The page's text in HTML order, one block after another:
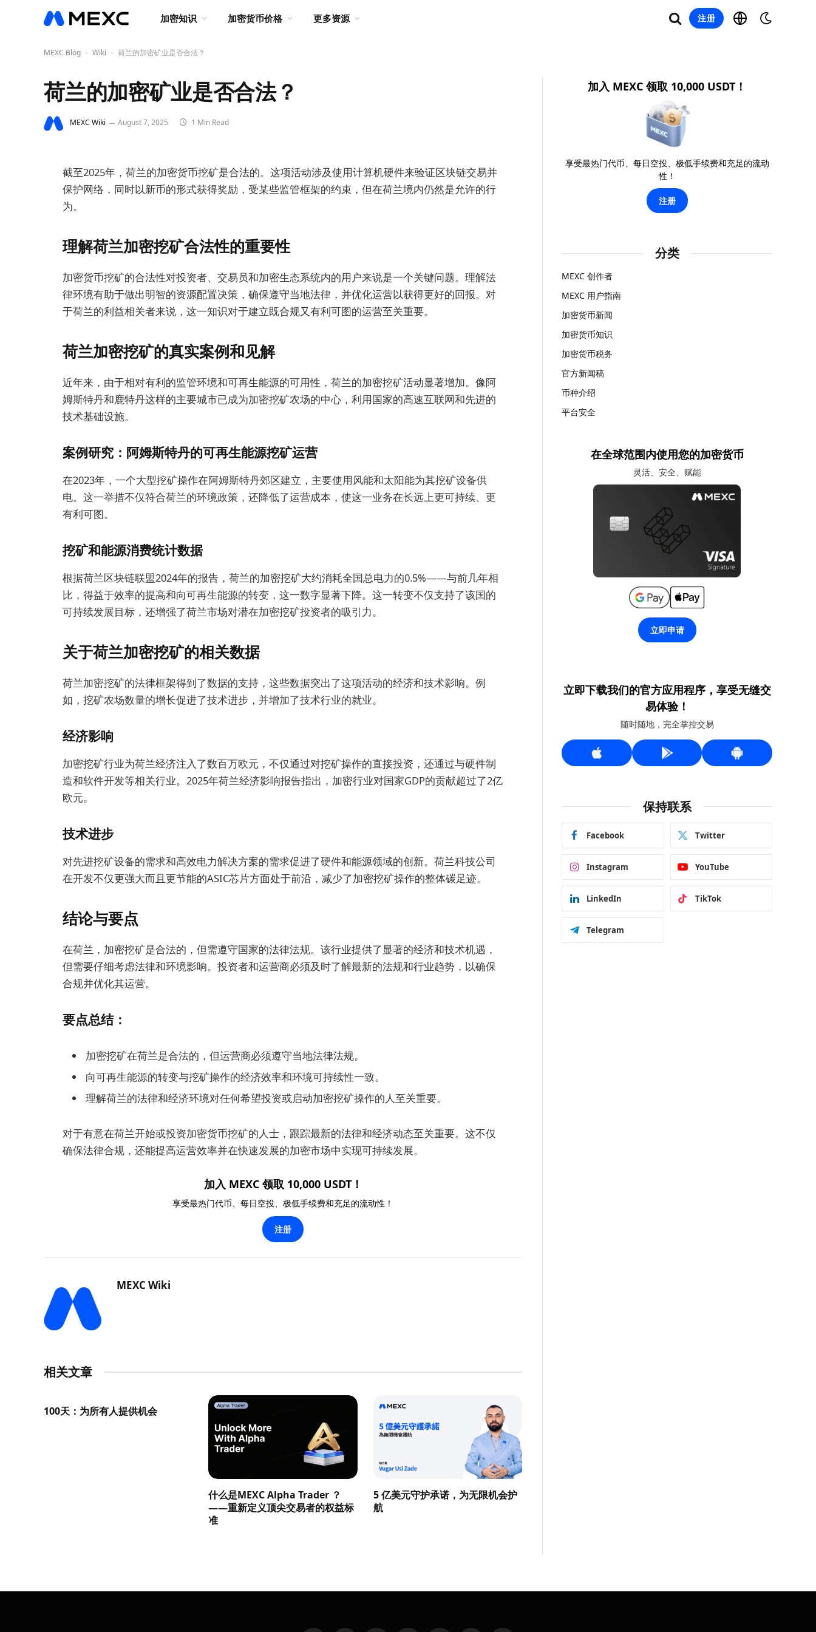
加密知识 加密货币价格 更多资源 注册
MEXC Blog - Wiki - 荷兰的加密矿业是否合法？
荷兰的加密矿业是否合法？
MEXC Wiki August 7, 2025 1 Min Read
截至2025年，荷兰的加密货币挖矿是合法的。这项活动涉及使用计算机硬件来验证区块链交易并
保护网络，同时以新币的形式获得奖励，受某些监管框架的约束，但在荷兰境内仍然是允许的行
为。
理解荷兰加密挖矿合法性的重要性
加密货币挖矿的合法性对投资者、交易员和加密生态系统内的用户来说是一个关键问题。理解法
律环境有助于做出明智的资源配置决策，确保遵守当地法律，并优化运营以获得更好的回报。对
于荷兰的利益相关者来说，这一知识对于建立既合规又有利可图的运营至关重要。
荷兰加密挖矿的真实案例和见解
近年来，由于相对有利的监管环境和可再生能源的可用性，荷兰的加密挖矿活动显著增加。像阿
姆斯特丹和鹿特丹这样的主要城市已成为加密挖矿农场的中心，利用国家的高速互联网和先进的
技术基础设施。
案例研究：阿姆斯特丹的可再生能源挖矿运营
在2023年，一个大型挖矿操作在阿姆斯特丹郊区建立，主要使用风能和太阳能为其挖矿设备供
电。这一举措不仅符合荷兰的环境政策，还降低了运营成本，使这一业务在长远上更可持续、更
有利可图。
挖矿和能源消费统计数据
根据荷兰区块链联盟2024年的报告，荷兰的加密挖矿大约消耗全国总电力的0.5%——与前几年相
比，得益于效率的提高和向可再生能源的转变，这一数字显著下降。这一转变不仅支持了该国的
可持续发展目标，还增强了荷兰市场对潜在加密挖矿投资者的吸引力。
关于荷兰加密挖矿的相关数据
荷兰加密挖矿的法律框架得到了数据的支持，这些数据突出了这项活动的经济和技术影响。例
如，挖矿农场数量的增长促进了技术进步，并增加了技术行业的就业。
经济影响
加密挖矿行业为荷兰经济注入了数百万欧元，不仅通过对挖矿操作的直接投资，还通过与硬件制
造和软件开发等相关行业。2025年荷兰经济影响报告指出，加密行业对国家GDP的贡献超过了2亿
欧元。
技术进步
对先进挖矿设备的需求和高效电力解决方案的需求促进了硬件和能源领域的创新。荷兰科技公司
在开发不仅更强大而且更节能的ASIC芯片方面处于前沿，减少了加密挖矿操作的整体碳足迹。
结论与要点
在荷兰，加密挖矿是合法的，但需遵守国家的法律法规。该行业提供了显著的经济和技术机遇，
但需要仔细考虑法律和环境影响。投资者和运营商必须及时了解最新的法规和行业趋势，以确保
合规并优化其运营。
要点总结：
加密挖矿在荷兰是合法的，但运营商必须遵守当地法律法规。
向可再生能源的转变与挖矿操作的经济效率和环境可持续性一致。
理解荷兰的法律和经济环境对任何希望投资或启动加密挖矿操作的人至关重要。
对于有意在荷兰开始或投资加密货币挖矿的人士，跟踪最新的法律和经济动态至关重要。这不仅
确保法律合规，还能提高运营效率并在快速发展的加密市场中实现可持续发展。
加入 MEXC 领取 10,000 USDT！
享受最热门代币、每日空投、极低手续费和充足的流动性！
注册
MEXC Wiki
相关文章
100天：为所有人提供机会
什么是MEXC Alpha Trader ？
——重新定义顶尖交易者的权益标
准
5 亿美元守护承诺，为无限机会护
航
加入 MEXC 领取 10,000 USDT！
享受最热门代币、每日空投、极低手续费和充足的流动
性！
注册
分类
MEXC 创作者
MEXC 用户指南
加密货币新闻
加密货币知识
加密货币税务
官方新闻稿
币种介绍
平台安全
在全球范围内使用您的加密货币
灵活、安全、赋能
立即申请
立即下载我们的官方应用程序，享受无缝交
易体验！
随时随地，完全掌控交易
保持联系
Facebook Twitter
Instagram YouTube
LinkedIn TikTok
Telegram